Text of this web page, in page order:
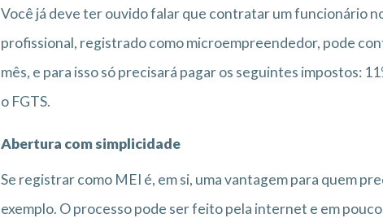
Você já deve ter ouvido falar que contratar um funcionário
profissional, registrado como microempreendedor, pode
mês, e para isso só precisará pagar os seguintes impostos:
o FGTS.
Abertura com simplicidade
Se registrar como MEI é, em si, uma vantagem para quem
exemplo. O processo pode ser feito pela internet e em